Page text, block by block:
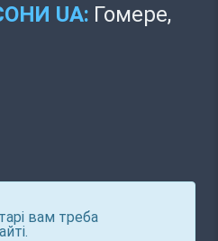
UA: Гомере,
вам треба